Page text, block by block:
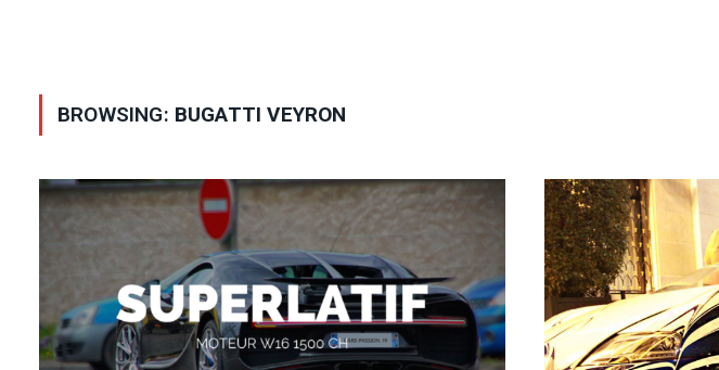
BROWSING: BUGATTI VEYRON